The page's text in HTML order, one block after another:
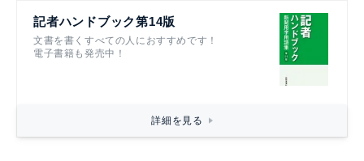
記者ハンドブック第14版
文書を書くすべての人におすすめです！
電子書籍も発売中！
詳細を見る